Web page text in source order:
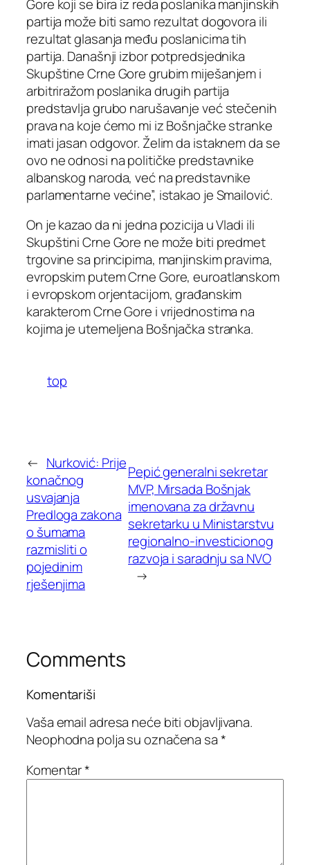
Gore koji se bira iz reda poslanika manjinskih
partija može biti samo rezultat dogovora ili
rezultat glasanja među poslanicima tih
partija. Današnji izbor potpredsjednika
Skupštine Crne Gore grubim miješanjem i
arbitriražom poslanika drugih partija
predstavlja grubo narušavanje već stečenih
prava na koje ćemo mi iz Bošnjačke stranke
imati jasan odgovor. Želim da istaknem da se
ovo ne odnosi na političke predstavnike
albanskog naroda, već na predstavnike
parlamentarne većine”, istakao je Smailović.
On je kazao da ni jedna pozicija u Vladi ili
Skupštini Crne Gore ne može biti predmet
trgovine sa principima, manjinskim pravima,
evropskim putem Crne Gore, euroatlanskom
i evropskom orjentacijom, građanskim
karakterom Crne Gore i vrijednostima na
kojima je utemeljena Bošnjačka stranka.
top
← Nurković: Prije
konačnog
usvajanja
Predloga zakona
o šumama
razmisliti o
pojedinim
rješenjima
Pepić generalni sekretar
MVP, Mirsada Bošnjak
imenovana za državnu
sekretarku u Ministarstvu
regionalno-investicionog
razvoja i saradnju sa NVO
→
Comments
Komentariši
Vaša email adresa neće biti objavljivana.
Neophodna polja su označena sa*
Komentar*